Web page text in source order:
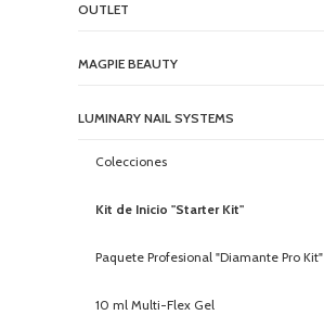
OUTLET
MAGPIE BEAUTY
LUMINARY NAIL SYSTEMS
Colecciones
Kit de Inicio "Starter Kit"
Paquete Profesional "Diamante Pro Kit"
10 ml Multi-Flex Gel